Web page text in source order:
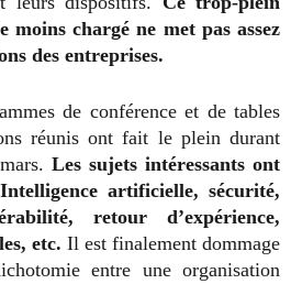
moins chargé ne met pas assez
des entreprises.
de conférence et de tables
réunis ont fait le plein durant
Les sujets intéressants ont
artificielle, sécurité,
retour d’expérience,
etc. Il est finalement dommage
entre une organisation